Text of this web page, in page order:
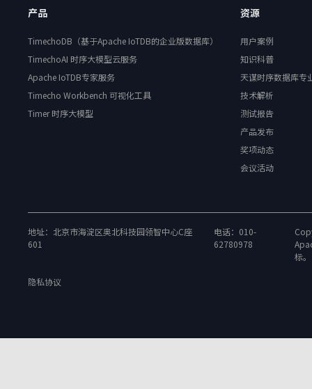
产品
TimechoDB（基于Apache IoTDB的企业版数据库）
TimechoAI 时序大模型云服务
Apache IoTDB专家服务
Timecho Workbench 可视化工具
Timer 时序大模型
资源
用户案例
知识科普
天谋时序数据库专
技术解析
测试报告
产品发布
奖项动态
会议活动
地址：北京市海淀区奥北科技园领智中心C座
601
电话：010-
62780978
标。
隐私协议